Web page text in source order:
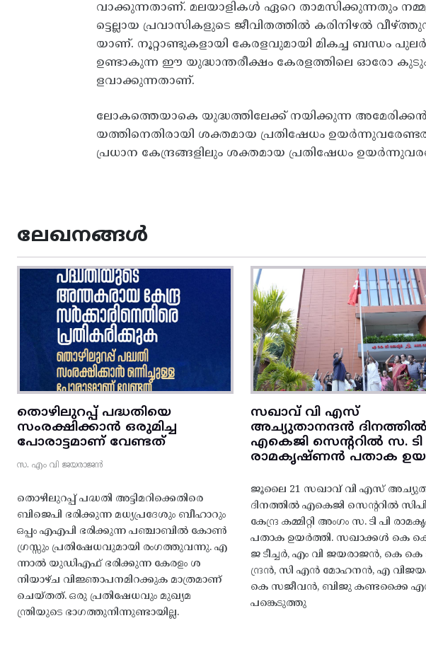
വാക്കുന്നതാണ്‌. മലയാളികള്‍ ഏറെ താമസിക്കുന്നതും
ട്ടെല്ലായ പ്രവാസികളുടെ ജീവിതത്തില്‍ കരിനിഴല്‍
യാണ്‌. നൂറ്റാണ്ടുകളായി കേരളവുമായി മികച്ച ബന്ധം
ഉണ്ടാകുന്ന ഈ യുദ്ധാന്തരീക്ഷം കേരളത്തിലെ ഓരോ
ളവാക്കുന്നതാണ്‌.
ലോകത്തെയാകെ യുദ്ധത്തിലേക്ക്‌ നയിക്കുന്ന അമേരിക്കന്‍
യത്തിനെതിരായി ശക്തമായ പ്രതിഷേധം
പ്രധാന കേന്ദ്രങ്ങളിലും ശക്തമായ പ്രതിഷേധം
ലേഖനങ്ങൾ
തൊഴിലുറപ്പ് പദ്ധതിയെ
സംരക്ഷിക്കാൻ ഒരുമിച്ച
പോരാട്ടമാണ് വേണ്ടത്
സ. എം വി ജയരാജൻ
തൊഴിലുറപ്പ് പദ്ധതി അട്ടിമറിക്കെതിരെ
ബിജെപി ഭരിക്കുന്ന മധ്യപ്രദേശും ബീഹാറും
ഒപ്പം എഎപി ഭരിക്കുന്ന പഞ്ചാബിൽ കോൺ
ഗ്രസ്സും പ്രതിഷേധവുമായി രംഗത്തുവന്നു. എ
ന്നാൽ യുഡിഎഫ് ഭരിക്കുന്ന കേരളം ശ
നിയാഴ്ച വിജ്ഞാപനമിറക്കുക മാത്രമാണ്
ചെയ്തത്. ഒരു പ്രതിഷേധവും മുഖ്യമ
ന്ത്രിയുടെ ഭാഗത്തുനിന്നുണ്ടായില്ല.
സഖാവ് വി എസ്
അച്യുതാനന്ദൻ ദിനത്തിൽ
എകെജി സെന്ററിൽ സ. ടി
രാമകൃഷ്‌ണൻ പതാക
ജൂലൈ 21 സഖാവ് വി എസ്
ദിനത്തിൽ എകെജി സെന്ററിൽ
കേന്ദ്ര കമ്മിറ്റി അംഗം സ. ടി പി
പതാക ഉയർത്തി. സഖാക്കൾ കെ
ജ ടീച്ചർ, എം വി ജയരാജൻ, കെ
ന്ദ്രൻ, സി എൻ മോഹനൻ, എ
കെ സജീവൻ, ബിജു കണ്ടക്കൈ
പങ്കെടുത്തു